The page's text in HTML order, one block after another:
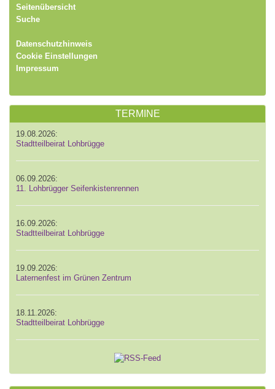
Seitenübersicht
Suche
Datenschutzhinweis
Cookie Einstellungen
Impressum
TERMINE
19.08.2026:
Stadtteilbeirat Lohbrügge
06.09.2026:
11. Lohbrügger Seifenkistenrennen
16.09.2026:
Stadtteilbeirat Lohbrügge
19.09.2026:
Laternenfest im Grünen Zentrum
18.11.2026:
Stadtteilbeirat Lohbrügge